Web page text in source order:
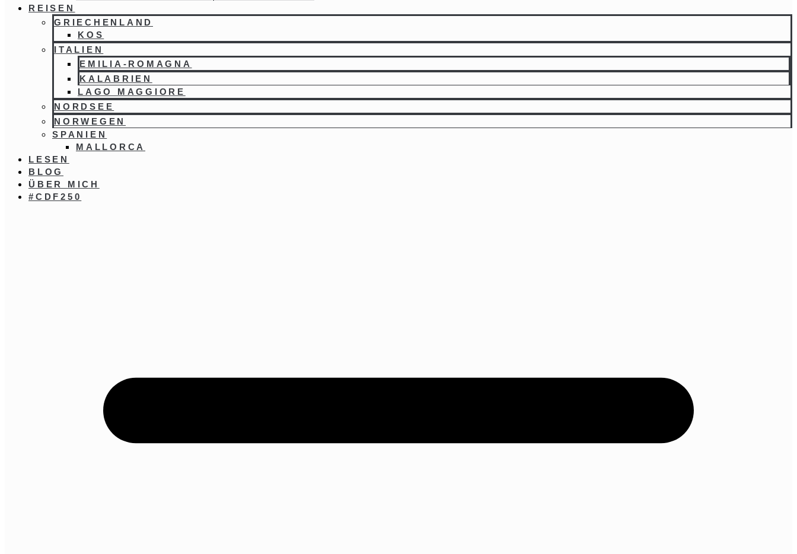
REISEN
GRIECHENLAND
KOS
ITALIEN
EMILIA-ROMAGNA
KALABRIEN
LAGO MAGGIORE
NORDSEE
NORWEGEN
SPANIEN
MALLORCA
LESEN
BLOG
ÜBER MICH
#CDF250